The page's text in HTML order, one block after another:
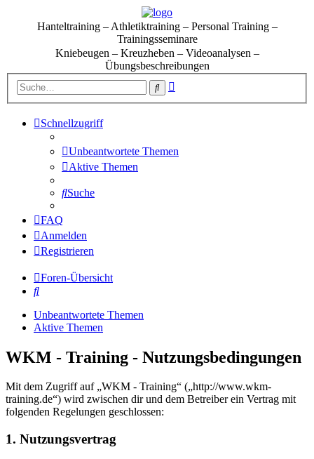
Hanteltraining – Athletiktraining – Personal Training –
Trainingsseminare
Kniebeugen – Kreuzheben – Videoanalysen –
Übungsbeschreibungen
Suche
Schnellzugriff
Unbeantwortete Themen
Aktive Themen
Suche
FAQ
Anmelden
Registrieren
Foren-Übersicht
Suche
Unbeantwortete Themen
Aktive Themen
WKM - Training - Nutzungsbedingungen
Mit dem Zugriff auf „WKM - Training“ („http://www.wkm-
training.de“) wird zwischen dir und dem Betreiber ein Vertrag mit
folgenden Regelungen geschlossen:
1. Nutzungsvertrag